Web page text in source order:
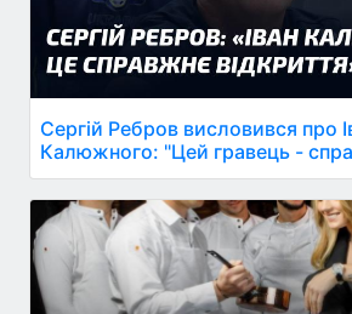
Сергій Ребров висловився про
Калюжного: "Цей гравець -